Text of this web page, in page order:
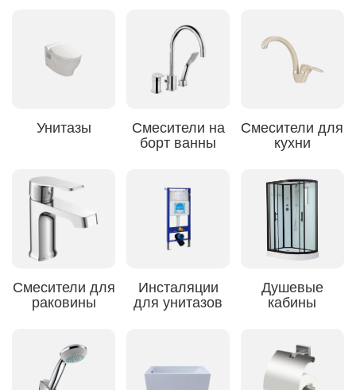
Унитазы Смесители на
борт ванны
Смесители для
кухни
Смесители для
раковины
Инсталяции
для унитазов
Душевые
кабины